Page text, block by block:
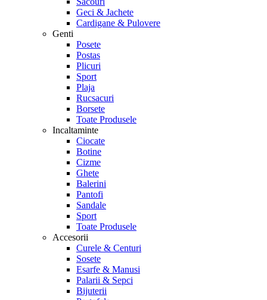
Geci & Jachete
Cardigane & Pulovere
Genti
Posete
Postas
Plicuri
Sport
Plaja
Rucsacuri
Borsete
Toate Produsele
Incaltaminte
Ciocate
Botine
Cizme
Ghete
Balerini
Pantofi
Sandale
Sport
Toate Produsele
Accesorii
Curele & Centuri
Sosete
Esarfe & Manusi
Palarii & Sepci
Bijuterii